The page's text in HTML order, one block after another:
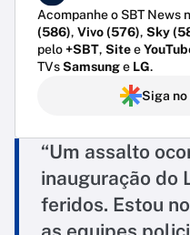
Acompanhe o SBT News
(586), Vivo (576), Sky
pelo+SBT, Sitee
TVsSamsunge LG.
Siga no
“Um assalto
inauguração do
feridos. Estou